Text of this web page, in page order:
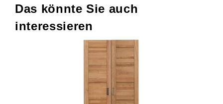
Das könnte Sie auch
interessieren